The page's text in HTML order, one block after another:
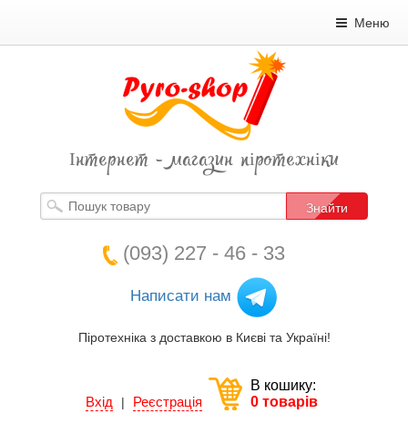
Меню
Інтернет - магазин піротехніки
Знайти
(093) 227 - 46 - 33
Написати нам
Піротехніка з доставкою в Києві та Україні!
Вхід | Реєстрація
В кошику:
0 товарів